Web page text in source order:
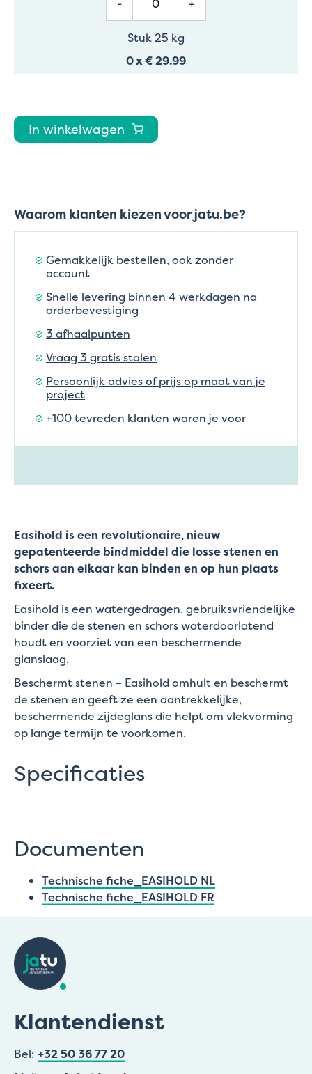
- +
Stuk 25 kg
0x€ 29.99
In winkelwagen
Waarom klanten kiezen voor jatu.be?
Gemakkelijk bestellen, ook zonder
account
Snelle levering binnen 4 werkdagen na
orderbevestiging
3 afhaalpunten
Vraag 3 gratis stalen
Persoonlijk advies of prijs op maat van je
project
+100 tevreden klanten waren je voor
Easihold is een revolutionaire, nieuw
gepatenteerde bindmiddel die losse stenen en
schors aan elkaar kan binden en op hun plaats
fixeert.
Easihold is een watergedragen, gebruiksvriendelijke
binder die de stenen en schors waterdoorlatend
houdt en voorziet van een beschermende
glanslaag.
Beschermt stenen – Easihold omhult en beschermt
de stenen en geeft ze een aantrekkelijke,
beschermende zijdeglans die helpt om vlekvorming
op lange termijn te voorkomen.
Specificaties
Documenten
Technische fiche_EASIHOLD NL
Technische fiche_EASIHOLD FR
Klantendienst
Bel: +32 50 36 77 20